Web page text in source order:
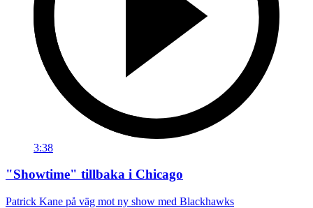
3:38
"Showtime" tillbaka i Chicago
Patrick Kane på väg mot ny show med Blackhawks